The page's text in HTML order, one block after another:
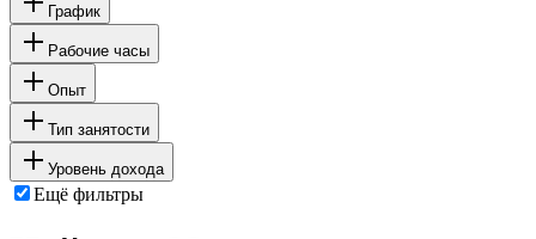
График
Рабочие часы
Опыт
Тип занятости
Уровень дохода
Ещё фильтры